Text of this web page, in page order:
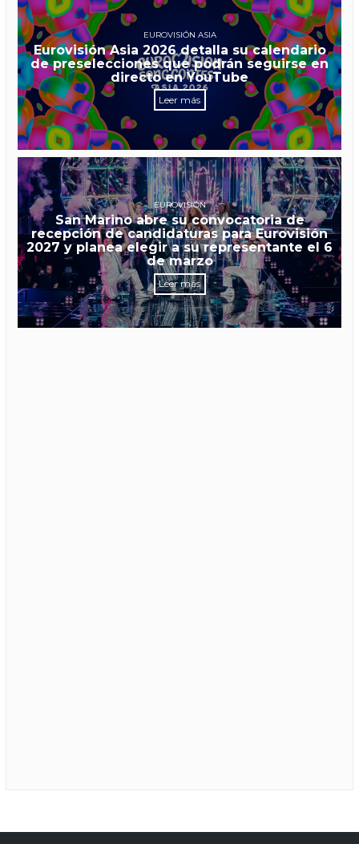
EUROVISIÓN ASIA
Eurovisión Asia 2026 detalla su calendario
de preselecciones que podrán seguirse en
directo en YouTube
Leer más
EUROVISIÓN
San Marino abre su convocatoria de
recepción de candidaturas para Eurovisión
2027 y planea elegir a su representante el 6
de marzo
Leer más